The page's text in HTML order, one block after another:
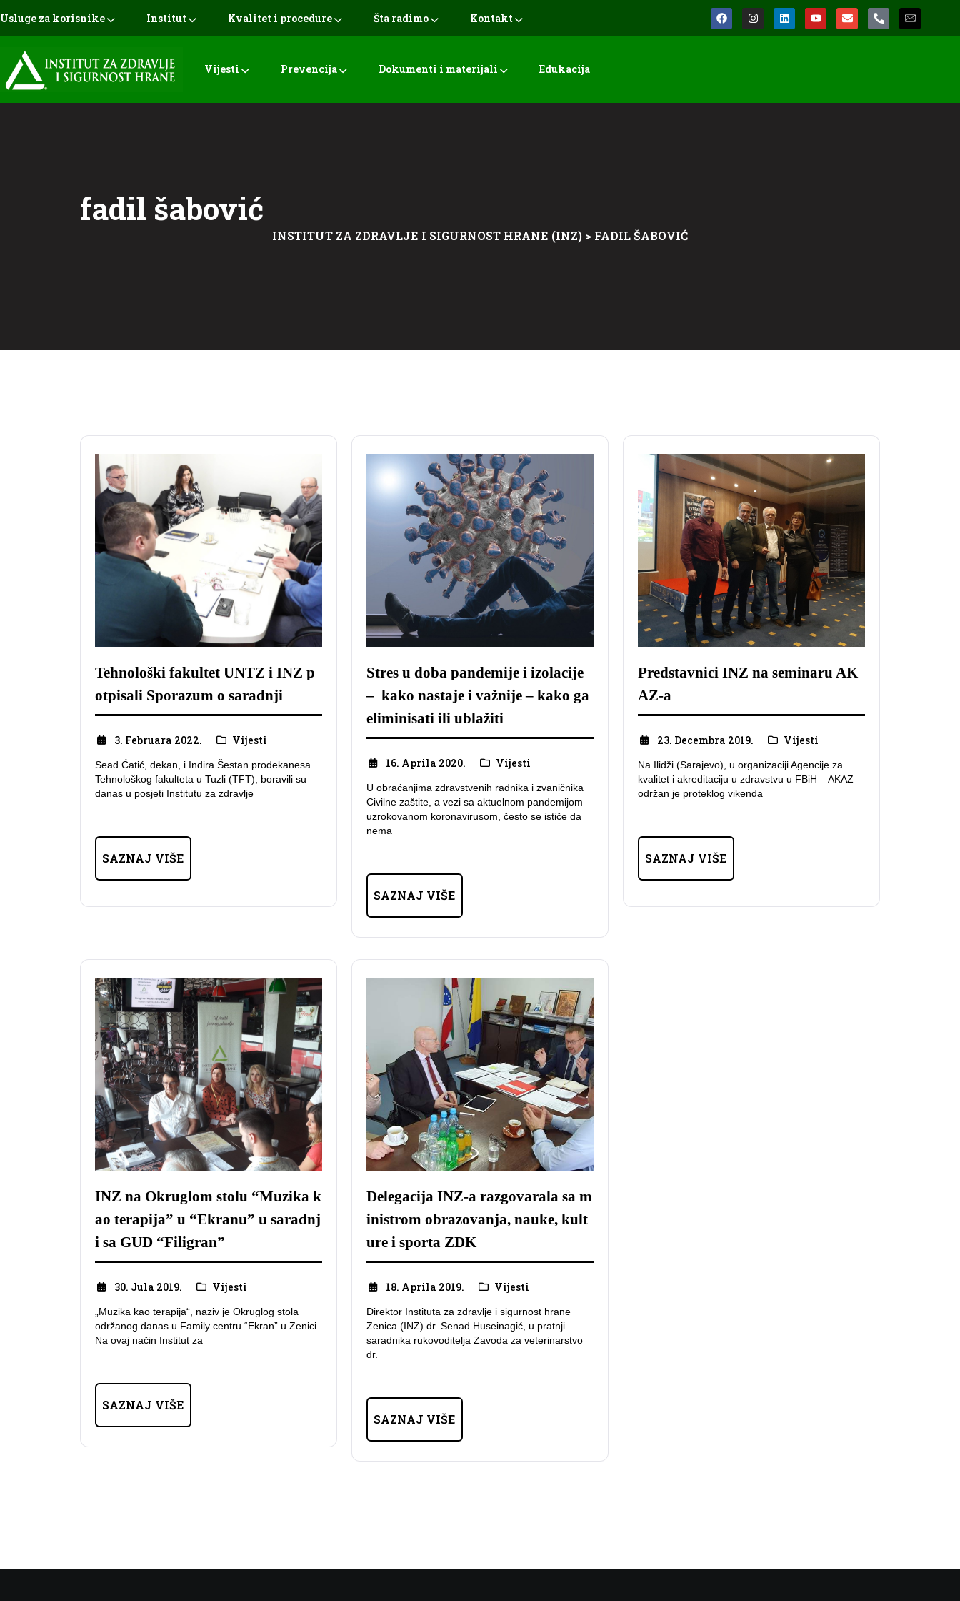
Usluge za korisnike Institut Kvalitet i procedure Šta radimo Kontakt
Vijesti Prevencija Dokumenti i materijali Edukacija
fadil šabović
INSTITUT ZA ZDRAVLJE I SIGURNOST HRANE (INZ) > FADIL ŠABOVIĆ
Tehnološki fakultet UNTZ i INZ p
otpisali Sporazum o saradnji
3. Februara 2022. Vijesti
Sead Ćatić, dekan, i Indira Šestan prodekanesa
Tehnološkog fakulteta u Tuzli (TFT), boravili su
danas u posjeti Institutu za zdravlje
SAZNAJ VIŠE
Stres u doba pandemije i izolacije
– kako nastaje i važnije – kako ga
eliminisati ili ublažiti
16. Aprila 2020. Vijesti
U obraćanjima zdravstvenih radnika i zvaničnika
Civilne zaštite, a vezi sa aktuelnom pandemijom
uzrokovanom koronavirusom, često se ističe da
nema
SAZNAJ VIŠE
Predstavnici INZ na seminaru AK
AZ-a
23. Decembra 2019. Vijesti
Na Ilidži (Sarajevo), u organizaciji Agencije za
kvalitet i akreditaciju u zdravstvu u FBiH – AKAZ
održan je proteklog vikenda
SAZNAJ VIŠE
INZ na Okruglom stolu “Muzika k
ao terapija” u “Ekranu” u saradnj
i sa GUD “Filigran”
30. Jula 2019. Vijesti
„Muzika kao terapija“, naziv je Okruglog stola
održanog danas u Family centru “Ekran” u Zenici.
Na ovaj način Institut za
SAZNAJ VIŠE
Delegacija INZ-a razgovarala sa m
inistrom obrazovanja, nauke, kult
ure i sporta ZDK
18. Aprila 2019. Vijesti
Direktor Instituta za zdravlje i sigurnost hrane
Zenica (INZ) dr. Senad Huseinagić, u pratnji
saradnika rukovoditelja Zavoda za veterinarstvo
dr.
SAZNAJ VIŠE